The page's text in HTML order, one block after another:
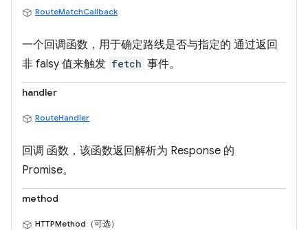
RouteMatchCallback
一个回调函数，用于确定路线是否与指定的 通过返回
非 falsy 值来触发 fetch 事件。
handler
RouteHandler
回调 函数，该函数返回解析为 Response 的
Promise。
method
HTTPMethod（可选）